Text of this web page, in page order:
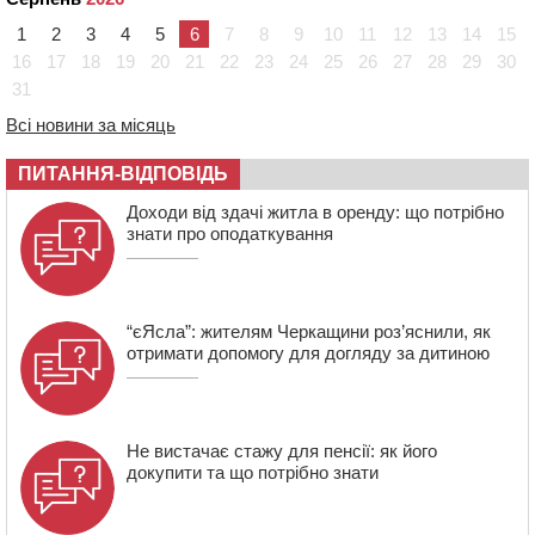
України
08:57
На Уманщині підрядника зобов’язали сплатити понад
08:20
Обрано претендента на посаду директора
Мокрокалигірського психоневрологічного інтернату
07:23 Уманські міграційники видворили з країни грузина,
який відсидів термін у колонії
1
2 3 4 5 6 7 8 9 10 11 12 13 14
15
16
17 18 19 20 21 22 23 24 25 26 27 28 29
30
31
Всі новини за місяць
ПИТАННЯ-ВІДПОВІДЬ
Доходи від здачі житла в оренду: що потрібно
знати про оподаткування
“єЯсла”: жителям Черкащини роз’яснили, як
отримати допомогу для догляду за дитиною
Не вистачає стажу для пенсії: як його
докупити та що потрібно знати